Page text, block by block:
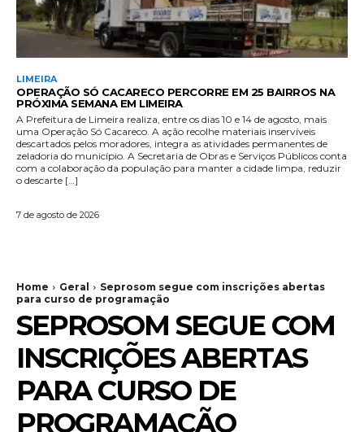
LIMEIRA
OPERAÇÃO SÓ CACARECO PERCORRE EM 25 BAIRROS NA
PRÓXIMA SEMANA EM LIMEIRA
A Prefeitura de Limeira realiza, entre os dias 10 e 14 de agosto, mais
uma Operação Só Cacareco. A ação recolhe materiais inservíveis
descartados pelos moradores, integra as atividades permanentes de
zeladoria do município. A Secretaria de Obras e Serviços Públicos conta
com a colaboração da população para manter a cidade limpa, reduzir
o descarte […]
7 de agosto de 2026